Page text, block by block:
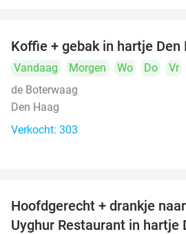
Koffie + gebak in hartje Den
Vandaag Morgen Wo Do
Vr
de Boterwaag
Den Haag
Verkocht: 303
Hoofdgerecht + drankje
Uyghur Restaurant in hartje